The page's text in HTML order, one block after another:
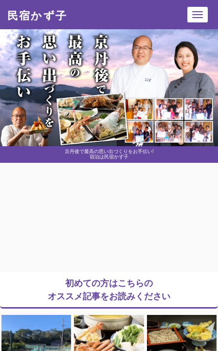
京丹後で最高の思い出づくりをお手伝い!
宿泊は民宿かず子
民宿かず子
初めての方はこちらの
オススメ記事をお読みください